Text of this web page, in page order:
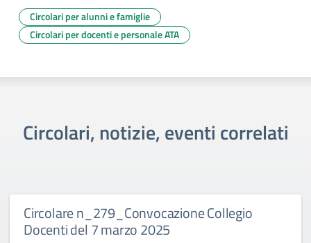
Circolari per alunni e famiglie
Circolari per docenti e personale ATA
Circolari, notizie, eventi correlati
Circolare n_279_Convocazione Collegio
Docenti del 7 marzo 2025